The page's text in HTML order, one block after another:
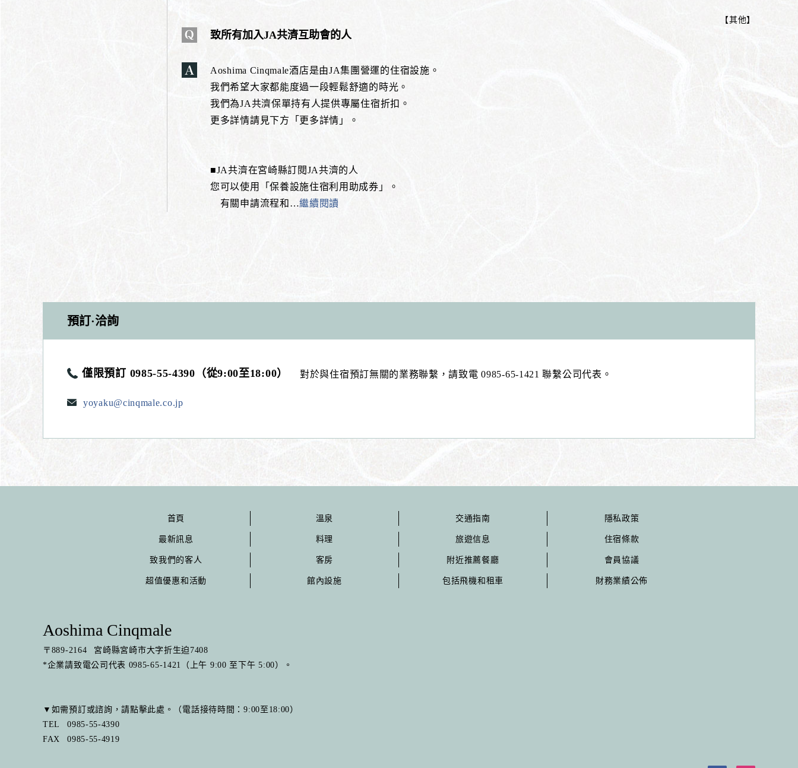
【其他】
致所有加入JA共濟互助會的人
Aoshima Cinqmale酒店是由JA集團營運的住宿設施。
我們希望大家都能度過一段輕鬆舒適的時光。
我們為JA共濟保單持有人提供專屬住宿折扣。
更多詳情請見下方「更多詳情」。
■JA共濟在宮崎縣訂閱JA共濟的人
您可以使用「保養設施住宿利用助成券」。
有關申請流程和 …繼續閱讀
預訂·洽詢
僅限預訂 0985-55-4390（從9:00至18:00） 對於與住宿預訂無關的業務聯繫，請致電 0985-65-1421 聯繫公司代表。
yoyaku@cinqmale.co.jp
首頁
最新訊息
致我們的客人
超值優惠和活動
溫泉
料理
客房
館內設施
交通指南
旅遊信息
附近推薦餐廳
包括飛機和租車
隱私政策
住宿條款
會員協議
財務業績公佈
Aoshima Cinqmale
〒 889-2164
宮崎縣宮崎市大字折生迫7408
*企業請致電公司代表 0985-65-1421（上午 9:00 至下午 5:00）。
▼如需預訂或諮詢，請點擊此處。（電話接待時間：9:00至18:00）
TEL
0985-55-4390
FAX
0985-55-4919